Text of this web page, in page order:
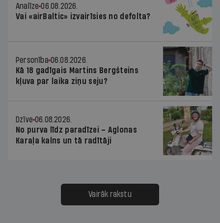
Analīze 06.08.2026.
Vai «airBaltic» izvairīsies no defolta?
Personība 06.08.2026.
Kā 18 gadīgais Martins Bergšteins
kļuva par laika ziņu seju?
Dzīve 06.08.2026.
No purva līdz paradīzei – Aglonas
Karaļa kalns un tā radītāji
Vairāk rakstu